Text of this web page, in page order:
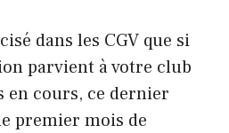
dans les CGV que si
parvient à votre club
en cours, ce dernier
premier mois de